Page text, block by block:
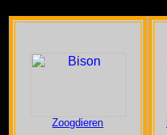
Zoogdieren